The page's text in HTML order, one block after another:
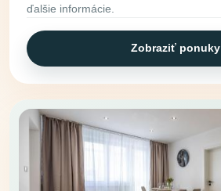
ďalšie informácie.
Zobraziť ponuky